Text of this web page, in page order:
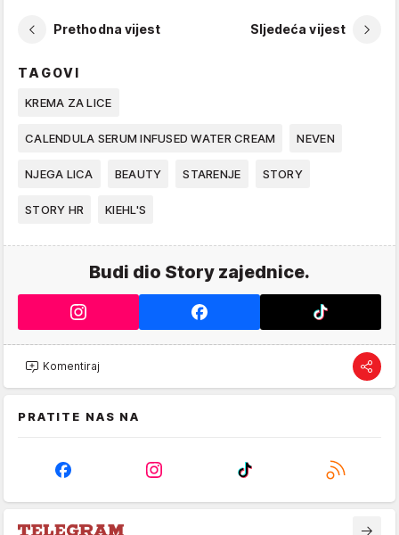
Prethodna vijest Sljedeća vijest
TAGOVI
KREMA ZA LICE
CALENDULA SERUM INFUSED WATER CREAM NEVEN
NJEGA LICA BEAUTY STARENJE STORY
STORY HR KIEHL'S
Budi dio Story zajednice.
Komentiraj
PRATITE NAS NA